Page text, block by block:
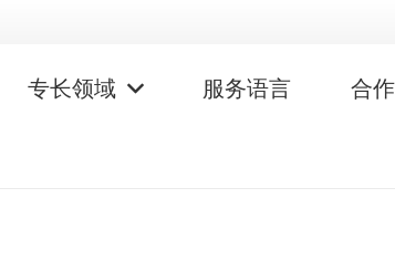
专长领域 服务语言 合